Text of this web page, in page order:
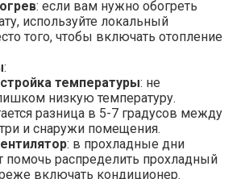
: если вам нужно обогреть
используйте локальный
того, чтобы включать отопление
:
температуры: не
низкую температуру.
разница в 5-7 градусов между
и снаружи помещения.
: в прохладные дни
помочь распределить прохладный
включать кондиционер.